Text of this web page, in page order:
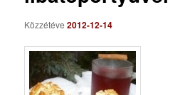
Közzétéve2012-12-14